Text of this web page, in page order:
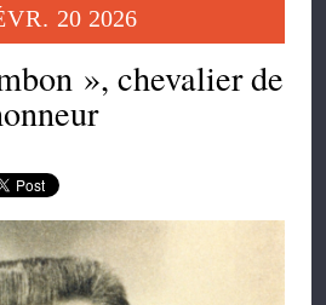
20 2026
», chevalier de